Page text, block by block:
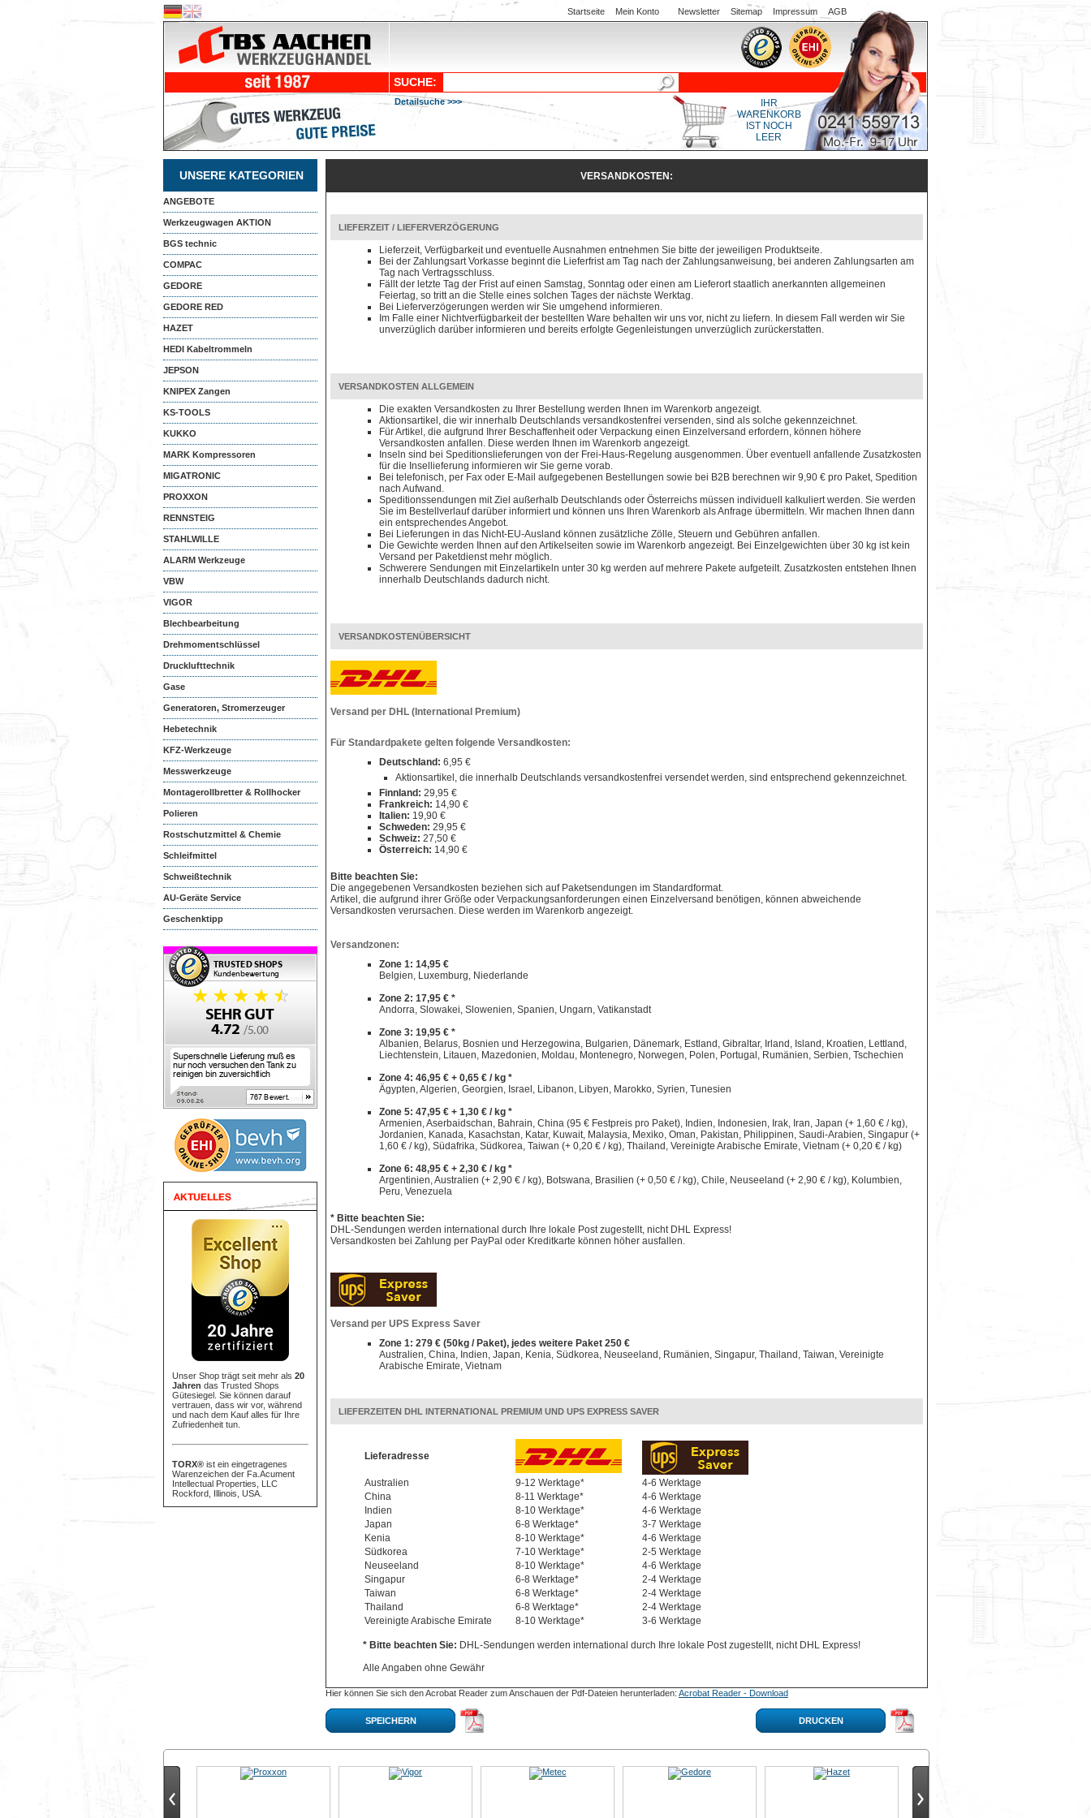
Startseite Mein Konto Newsletter Sitemap Impressum AGB
SUCHE:
Detailsuche >>>
IHR
WARENKORB
IST NOCH
LEER
UNSERE KATEGORIEN
ANGEBOTE
Werkzeugwagen AKTION
BGS technic
COMPAC
GEDORE
GEDORE RED
HAZET
HEDI Kabeltrommeln
JEPSON
KNIPEX Zangen
KS-TOOLS
KUKKO
MARK Kompressoren
MIGATRONIC
PROXXON
RENNSTEIG
STAHLWILLE
ALARM Werkzeuge
VBW
VIGOR
Blechbearbeitung
Drehmomentschlüssel
Drucklufttechnik
Gase
Generatoren, Stromerzeuger
Hebetechnik
KFZ-Werkzeuge
Messwerkzeuge
Montagerollbretter & Rollhocker
Polieren
Rostschutzmittel & Chemie
Schleifmittel
Schweißtechnik
AU-Geräte Service
Geschenktipp
Unser Shop trägt seit mehr als 20
Jahren das Trusted Shops
Gütesiegel. Sie können darauf
vertrauen, dass wir vor, während
und nach dem Kauf alles für Ihre
Zufriedenheit tun.
TORX® ist ein eingetragenes
Warenzeichen der Fa.Acument
Intellectual Properties, LLC
Rockford, Illinois, USA.
VERSANDKOSTEN:
LIEFERZEIT / LIEFERVERZÖGERUNG
Lieferzeit, Verfügbarkeit und eventuelle Ausnahmen entnehmen Sie bitte der jeweiligen Produktseite.
Bei der Zahlungsart Vorkasse beginnt die Lieferfrist am Tag nach der Zahlungsanweisung, bei anderen Zahlungsarten am
Tag nach Vertragsschluss.
Fällt der letzte Tag der Frist auf einen Samstag, Sonntag oder einen am Lieferort staatlich anerkannten allgemeinen
Feiertag, so tritt an die Stelle eines solchen Tages der nächste Werktag.
Bei Lieferverzögerungen werden wir Sie umgehend informieren.
Im Falle einer Nichtverfügbarkeit der bestellten Ware behalten wir uns vor, nicht zu liefern. In diesem Fall werden wir Sie
unverzüglich darüber informieren und bereits erfolgte Gegenleistungen unverzüglich zurückerstatten.
VERSANDKOSTEN ALLGEMEIN
Die exakten Versandkosten zu Ihrer Bestellung werden Ihnen im Warenkorb angezeigt.
Aktionsartikel, die wir innerhalb Deutschlands versandkostenfrei versenden, sind als solche gekennzeichnet.
Für Artikel, die aufgrund Ihrer Beschaffenheit oder Verpackung einen Einzelversand erfordern, können höhere
Versandkosten anfallen. Diese werden Ihnen im Warenkorb angezeigt.
Inseln sind bei Speditionslieferungen von der Frei-Haus-Regelung ausgenommen. Über eventuell anfallende Zusatzkosten
für die Insellieferung informieren wir Sie gerne vorab.
Bei telefonisch, per Fax oder E-Mail aufgegebenen Bestellungen sowie bei B2B berechnen wir 9,90 € pro Paket, Spedition
nach Aufwand.
Speditionssendungen mit Ziel außerhalb Deutschlands oder Österreichs müssen individuell kalkuliert werden. Sie werden
Sie im Bestellverlauf darüber informiert und können uns Ihren Warenkorb als Anfrage übermitteln. Wir machen Ihnen dann
ein entsprechendes Angebot.
Bei Lieferungen in das Nicht-EU-Ausland können zusätzliche Zölle, Steuern und Gebühren anfallen.
Die Gewichte werden Ihnen auf den Artikelseiten sowie im Warenkorb angezeigt. Bei Einzelgewichten über 30 kg ist kein
Versand per Paketdienst mehr möglich.
Schwerere Sendungen mit Einzelartikeln unter 30 kg werden auf mehrere Pakete aufgeteilt. Zusatzkosten entstehen Ihnen
innerhalb Deutschlands dadurch nicht.
VERSANDKOSTENÜBERSICHT
Versand per DHL (International Premium)
Für Standardpakete gelten folgende Versandkosten:
Deutschland: 6,95 €
Aktionsartikel, die innerhalb Deutschlands versandkostenfrei versendet werden, sind entsprechend gekennzeichnet.
Finnland: 29,95 €
Frankreich: 14,90 €
Italien: 19,90 €
Schweden: 29,95 €
Schweiz: 27,50 €
Österreich: 14,90 €
Bitte beachten Sie:
Die angegebenen Versandkosten beziehen sich auf Paketsendungen im Standardformat.
Artikel, die aufgrund ihrer Größe oder Verpackungsanforderungen einen Einzelversand benötigen, können abweichende
Versandkosten verursachen. Diese werden im Warenkorb angezeigt.
Versandzonen:
Zone 1: 14,95 €
Belgien, Luxemburg, Niederlande
Zone 2: 17,95 € *
Andorra, Slowakei, Slowenien, Spanien, Ungarn, Vatikanstadt
Zone 3: 19,95 € *
Albanien, Belarus, Bosnien und Herzegowina, Bulgarien, Dänemark, Estland, Gibraltar, Irland, Island, Kroatien, Lettland,
Liechtenstein, Litauen, Mazedonien, Moldau, Montenegro, Norwegen, Polen, Portugal, Rumänien, Serbien, Tschechien
Zone 4: 46,95 € + 0,65 € / kg *
Ägypten, Algerien, Georgien, Israel, Libanon, Libyen, Marokko, Syrien, Tunesien
Zone 5: 47,95 € + 1,30 € / kg *
Armenien, Aserbaidschan, Bahrain, China (95 € Festpreis pro Paket), Indien, Indonesien, Irak, Iran, Japan (+ 1,60 € / kg),
Jordanien, Kanada, Kasachstan, Katar, Kuwait, Malaysia, Mexiko, Oman, Pakistan, Philippinen, Saudi-Arabien, Singapur (+
1,60 € / kg), Südafrika, Südkorea, Taiwan (+ 0,20 € / kg), Thailand, Vereinigte Arabische Emirate, Vietnam (+ 0,20 € / kg)
Zone 6: 48,95 € + 2,30 € / kg *
Argentinien, Australien (+ 2,90 € / kg), Botswana, Brasilien (+ 0,50 € / kg), Chile, Neuseeland (+ 2,90 € / kg), Kolumbien,
Peru, Venezuela
* Bitte beachten Sie:
DHL-Sendungen werden international durch Ihre lokale Post zugestellt, nicht DHL Express!
Versandkosten bei Zahlung per PayPal oder Kreditkarte können höher ausfallen.
Versand per UPS Express Saver
Zone 1: 279 € (50kg / Paket), jedes weitere Paket 250 €
Australien, China, Indien, Japan, Kenia, Südkorea, Neuseeland, Rumänien, Singapur, Thailand, Taiwan, Vereinigte
Arabische Emirate, Vietnam
LIEFERZEITEN DHL INTERNATIONAL PREMIUM UND UPS EXPRESS SAVER
Lieferadresse
Australien 9-12 Werktage*
4-6 Werktage
China
8-11 Werktage*
4-6 Werktage
Indien
8-10 Werktage*
4-6 Werktage
Japan
6-8 Werktage*
3-7 Werktage
Kenia
8-10 Werktage*
4-6 Werktage
Südkorea
7-10 Werktage*
2-5 Werktage
Neuseeland
8-10 Werktage*
4-6 Werktage
Singapur
6-8 Werktage*
2-4 Werktage
Taiwan
6-8 Werktage*
2-4 Werktage
Thailand
6-8 Werktage*
2-4 Werktage
Vereinigte Arabische Emirate
8-10 Werktage* 3-6 Werktage
* Bitte beachten Sie: DHL-Sendungen werden international durch Ihre lokale Post zugestellt, nicht DHL Express!
Alle Angaben ohne Gewähr
Hier können Sie sich den Acrobat Reader zum Anschauen der Pdf-Dateien herunterladen: Acrobat Reader - Download
SPEICHERN DRUCKEN